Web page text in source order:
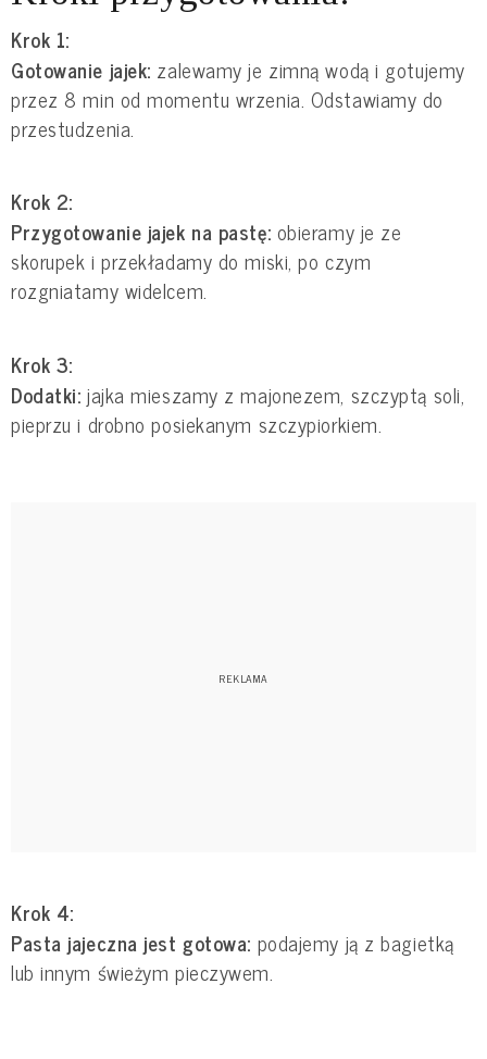
Krok 1:
Gotowanie jajek: zalewamy je zimną wodą i gotujemy
przez 8 min od momentu wrzenia. Odstawiamy do
przestudzenia.
Krok 2:
Przygotowanie jajek na pastę: obieramy je ze
skorupek i przekładamy do miski, po czym
rozgniatamy widelcem.
Krok 3:
Dodatki: jajka mieszamy z majonezem, szczyptą soli,
pieprzu i drobno posiekanym szczypiorkiem.
Krok 4:
Pasta jajeczna jest gotowa: podajemy ją z bagietką
lub innym świeżym pieczywem.